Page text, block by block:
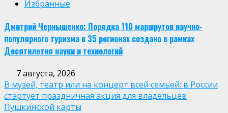
Избранные
Дмитрий Чернышенко: Порядка 110 маршрутов научно-
популярного туризма в 35 регионах создано в рамках
Десятилетия науки и технологий
7 августа, 2026
В музей, театр или на концерт всей семьей: в России
стартует праздничная акция для владельцев
Пушкинской карты